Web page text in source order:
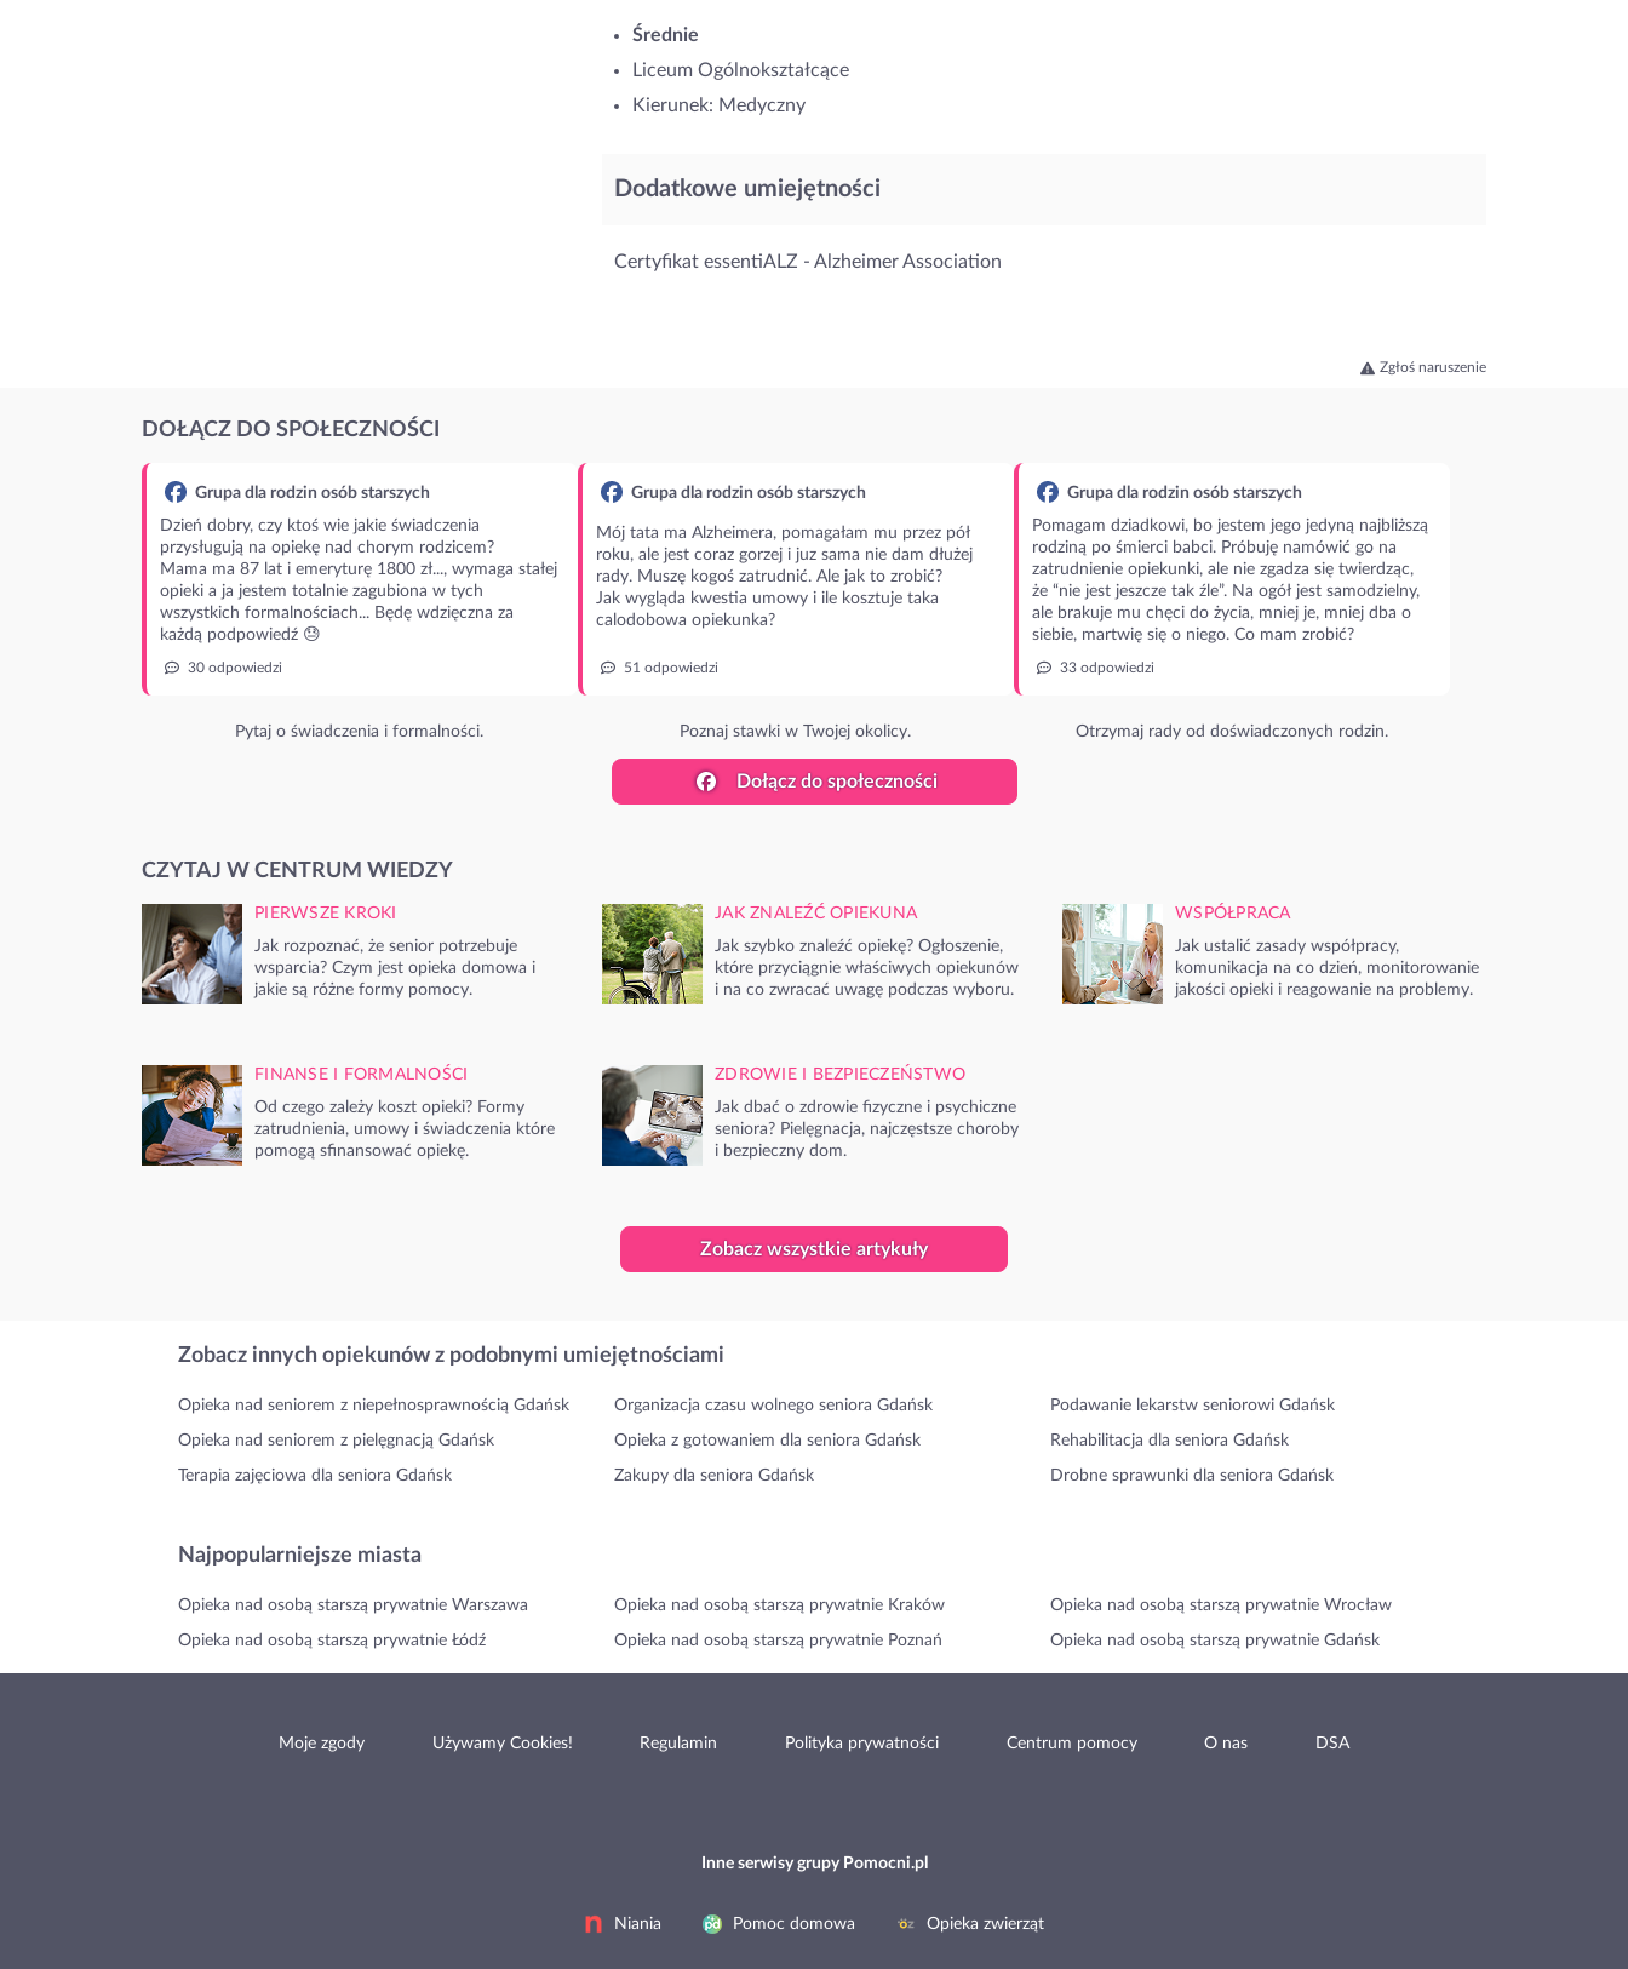
Średnie
Liceum Ogólnokształcące
Kierunek: Medyczny
Dodatkowe umiejętności
Certyfikat essentiALZ - Alzheimer Association
Zgłoś naruszenie
DOŁĄCZ DO SPOŁECZNOŚCI
Grupa dla rodzin osób starszych
Dzień dobry, czy ktoś wie jakie świadczenia
przysługują na opiekę nad chorym rodzicem?
Mama ma 87 lat i emeryturę 1800 zł..., wymaga stałej
opieki a ja jestem totalnie zagubiona w tych
wszystkich formalnościach... Będę wdzięczna za
każdą podpowiedź 😓
30 odpowiedzi
Pytaj o świadczenia i formalności.
Grupa dla rodzin osób starszych
Mój tata ma Alzheimera, pomagałam mu przez pół
roku, ale jest coraz gorzej i juz sama nie dam dłużej
rady. Muszę kogoś zatrudnić. Ale jak to zrobić?
Jak wygląda kwestia umowy i ile kosztuje taka
calodobowa opiekunka?
51 odpowiedzi
Poznaj stawki w Twojej okolicy.
Grupa dla rodzin osób starszych
Pomagam dziadkowi, bo jestem jego jedyną najbliższą
rodziną po śmierci babci. Próbuję namówić go na
zatrudnienie opiekunki, ale nie zgadza się twierdząc,
że “nie jest jeszcze tak źle”. Na ogół jest samodzielny,
ale brakuje mu chęci do życia, mniej je, mniej dba o
siebie, martwię się o niego. Co mam zrobić?
33 odpowiedzi
Otrzymaj rady od doświadczonych rodzin.
Dołącz do społeczności
CZYTAJ W CENTRUM WIEDZY
PIERWSZE KROKI
Jak rozpoznać, że senior potrzebuje
wsparcia? Czym jest opieka domowa i
jakie są różne formy pomocy.
JAK ZNALEŹĆ OPIEKUNA
Jak szybko znaleźć opiekę? Ogłoszenie,
które przyciągnie właściwych opiekunów
i na co zwracać uwagę podczas wyboru.
WSPÓŁPRACA
Jak ustalić zasady współpracy,
komunikacja na co dzień, monitorowanie
jakości opieki i reagowanie na problemy.
FINANSE I FORMALNOŚCI
Od czego zależy koszt opieki? Formy
zatrudnienia, umowy i świadczenia które
pomogą sfinansować opiekę.
ZDROWIE I BEZPIECZEŃSTWO
Jak dbać o zdrowie fizyczne i psychiczne
seniora? Pielęgnacja, najczęstsze choroby
i bezpieczny dom.
Zobacz wszystkie artykuły
Zobacz innych opiekunów z podobnymi umiejętnościami
Opieka nad seniorem z niepełnosprawnością Gdańsk Organizacja czasu wolnego seniora Gdańsk Podawanie lekarstw seniorowi Gdańsk
Opieka nad seniorem z pielęgnacją Gdańsk Opieka z gotowaniem dla seniora Gdańsk Rehabilitacja dla seniora Gdańsk
Terapia zajęciowa dla seniora Gdańsk Zakupy dla seniora Gdańsk Drobne sprawunki dla seniora Gdańsk
Najpopularniejsze miasta
Opieka nad osobą starszą prywatnie Warszawa Opieka nad osobą starszą prywatnie Kraków Opieka nad osobą starszą prywatnie Wrocław
Opieka nad osobą starszą prywatnie Łódź Opieka nad osobą starszą prywatnie Poznań Opieka nad osobą starszą prywatnie Gdańsk
Moje zgody Używamy Cookies! Regulamin Polityka prywatności Centrum pomocy O nas DSA
Inne serwisy grupy Pomocni.pl
Niania Pomoc domowa Opieka zwierząt